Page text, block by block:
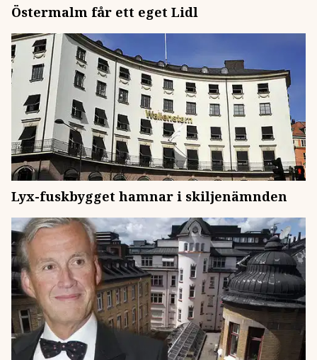
Östermalm får ett eget Lidl
Lyx-fuskbygget hamnar i skiljenämnden